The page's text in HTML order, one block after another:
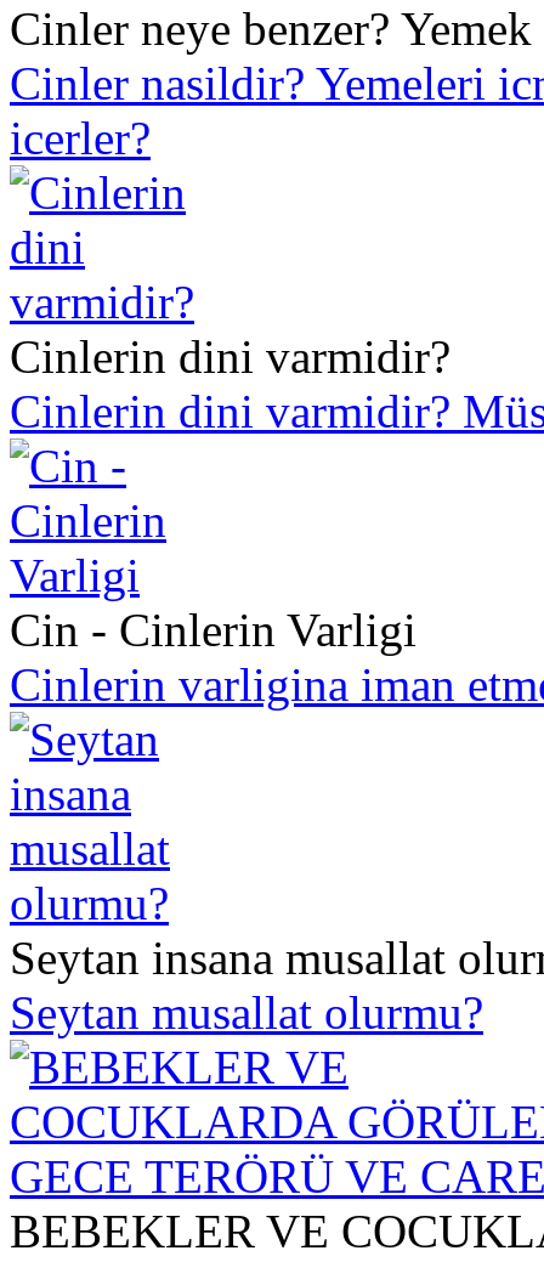
Cinler neye benzer?
Cinler nasildir? Yemeleri
icerler?
Cinlerin dini varmidir?
Cinlerin dini varmidir?
Cin - Cinlerin Varligi
Cinlerin varligina iman
Seytan insana musallat
Seytan musallat olurmu?
BEBEKLER VE